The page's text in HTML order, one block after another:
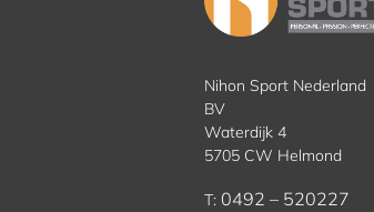
Nihon Sport Nederland
BV
Waterdijk 4
5705 CW Helmond
T: 0492 – 520227